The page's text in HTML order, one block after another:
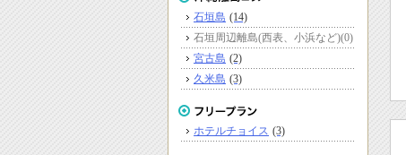
石垣島 (14)
石垣周辺離島(西表、小浜など)(0)
宮古島 (2)
久米島 (3)
ホテルチョイス (3)